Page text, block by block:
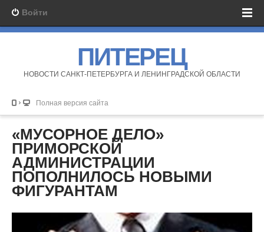
Войти
ПИТЕРЕЦ
НОВОСТИ САНКТ-ПЕТЕРБУРГА И ЛЕНИНГРАДСКОЙ ОБЛАСТИ
Полная версия сайта
«МУСОРНОЕ ДЕЛО»
ПРИМОРСКОЙ
АДМИНИСТРАЦИИ
ПОПОЛНИЛОСЬ НОВЫМИ
ФИГУРАНТАМ